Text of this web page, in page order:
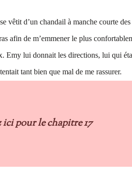
vêtit d’un chandail à manche courte des
afin de m’emmener le plus
Emy lui donnait les directions, lui qui
tentait tant bien que mal de me rassurer.
pour le chapitre 17